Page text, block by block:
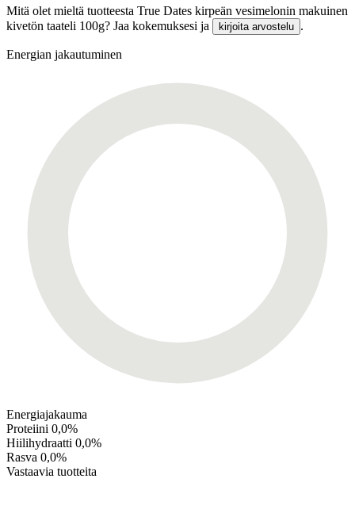
Mitä olet mieltä tuotteesta True Dates kirpeän vesimelonin makuinen
kivetön taateli 100g? Jaa kokemuksesi ja
kirjoita arvostelu .
Energian jakautuminen
Energiajakauma
Proteiini 0,0%
Hiilihydraatti 0,0%
Rasva 0,0%
Vastaavia tuotteita